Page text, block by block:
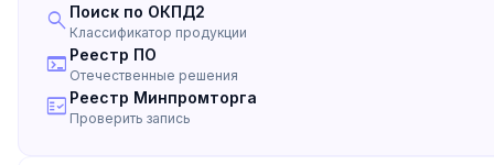
search Поиск по ОКПД2
Классификатор продукции
terminal Реестр ПО
Отечественные решения
fact_check Реестр Минпромторга
Проверить запись